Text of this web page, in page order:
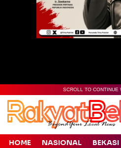
SCROLL TO CONTINUE
HOME NASIONAL BEKASI